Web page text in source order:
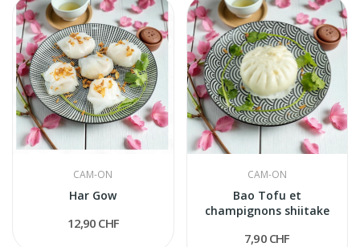
CAM-ON
Har Gow
12,90 CHF
CAM-ON
Bao Tofu et
champignons shiitake
7,90 CHF